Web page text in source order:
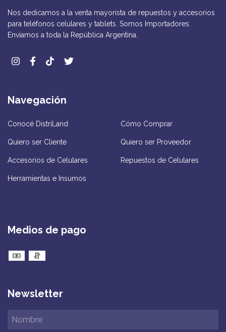
Nos dedicamos a la venta mayorista de repuestos y accesorios
para teléfonos celulares y tablets. Somos Importadores.
Enviamos a toda la República Argentina.
Navegación
Conocé DistriLand Cómo Comprar
Quiero ser Cliente Quiero ser Proveedor
Accesorios de Celulares Repuestos de Celulares
Herramientas e Insumos
Medios de pago
Newsletter